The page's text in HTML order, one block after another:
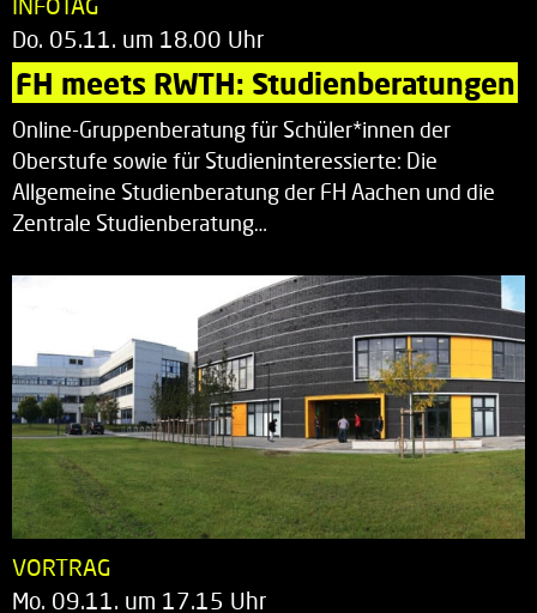
Do. 05.11. um 18.00 Uhr
FH meets RWTH: Studienberatungen
Online-Gruppenberatung für Schüler*innen der
Oberstufe sowie für Studieninteressierte: Die
Allgemeine Studienberatung der FH Aachen und die
Zentrale Studienberatung…
VORTRAG
Mo. 09.11. um 17.15 Uhr